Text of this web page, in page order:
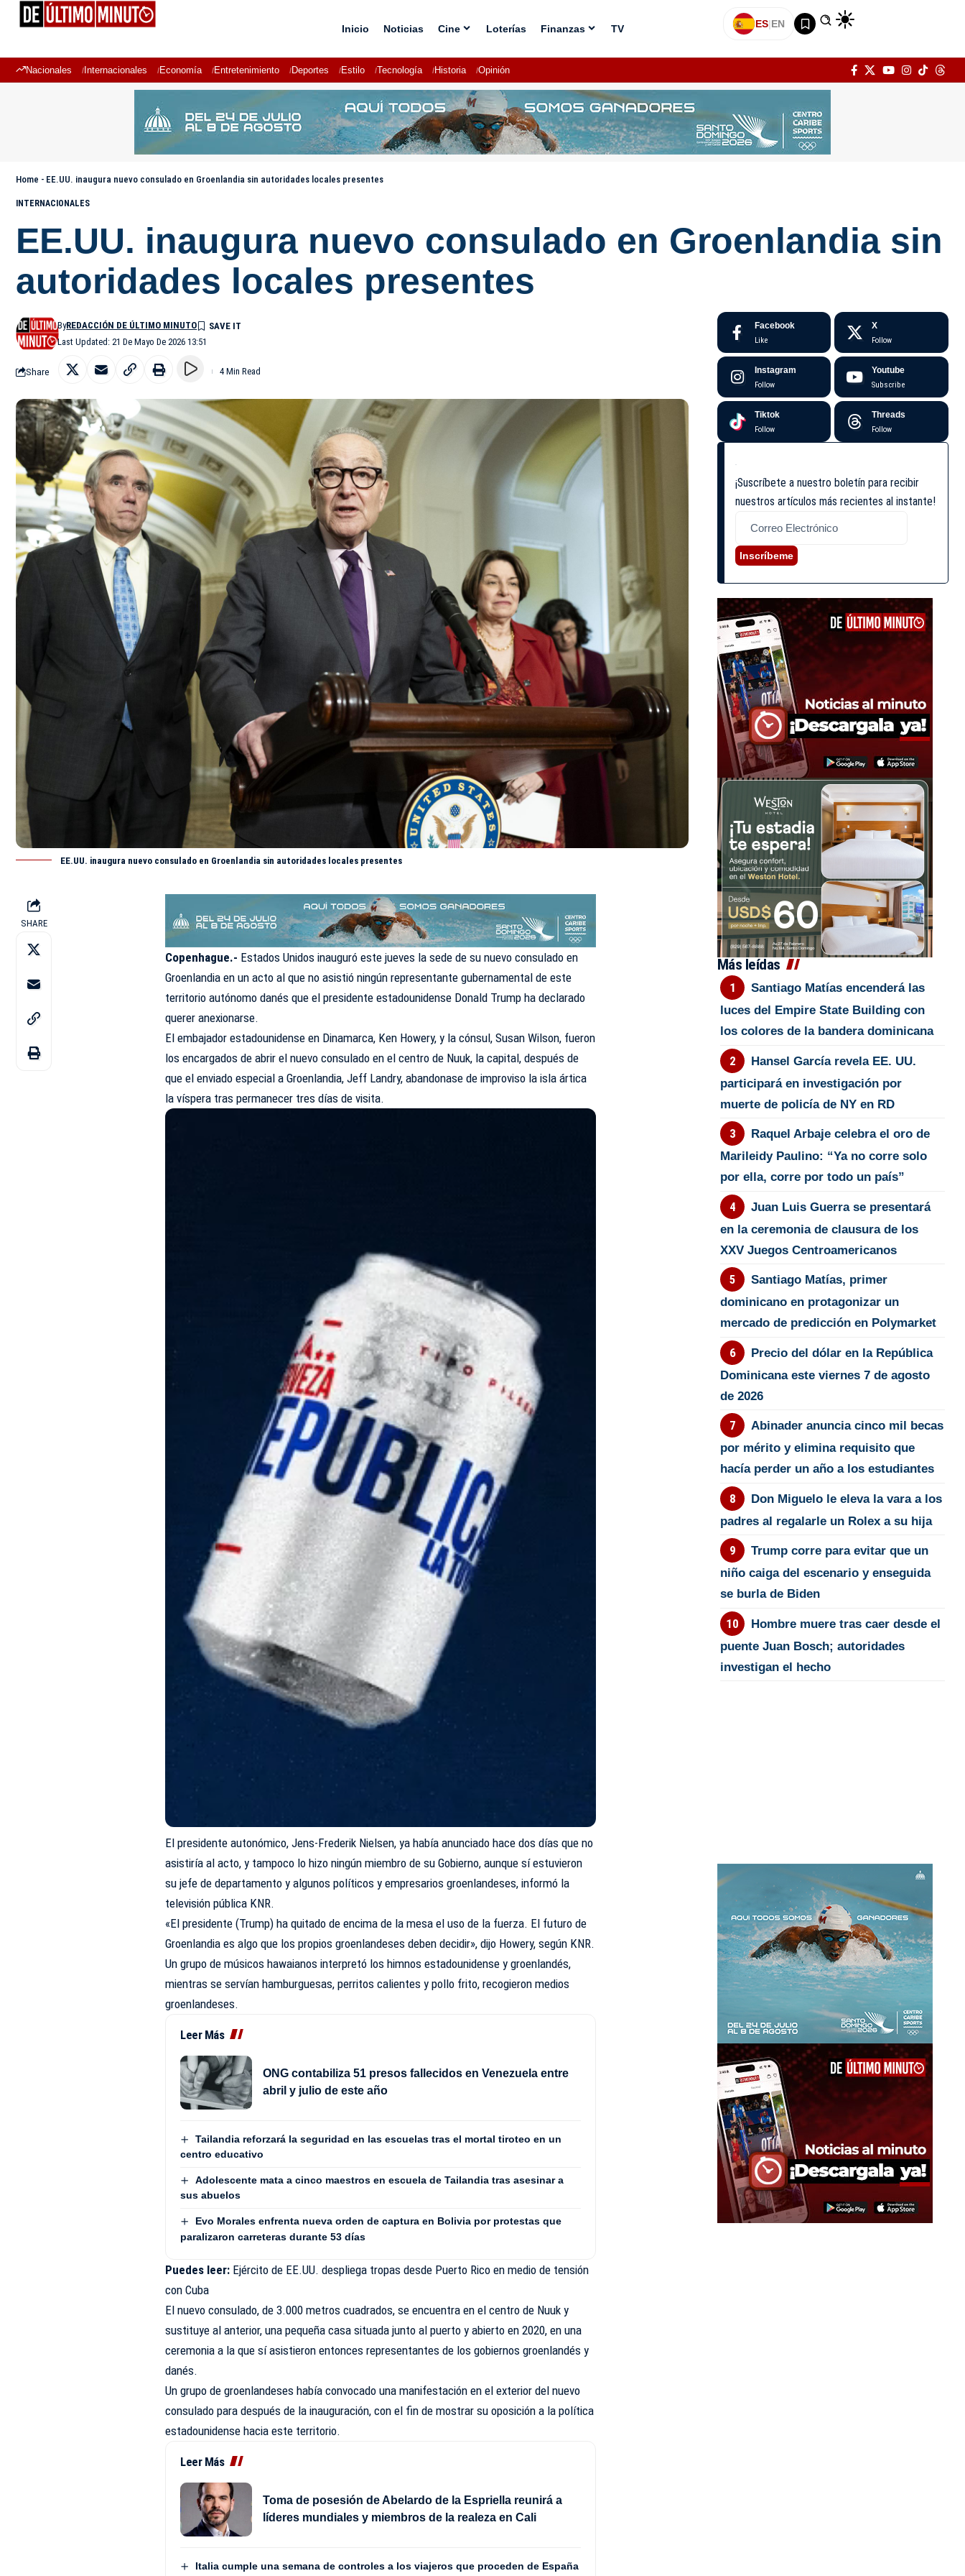
Inicio Noticias Cine Loterías Finanzas TV ES|EN
Nacionales Internacionales Economía Entretenimiento Deportes Estilo Tecnología Historia Opinión
Home - EE.UU. inaugura nuevo consulado en Groenlandia sin autoridades locales presentes
INTERNACIONALES
EE.UU. inaugura nuevo consulado en Groenlandia sin
autoridades locales presentes
Last Updated: 21 De Mayo De 2026 13:51
ByREDACCIÓN DE ÚLTIMO MINUTO
Share 4 Min Read
EE.UU. inaugura nuevo consulado en Groenlandia sin autoridades locales presentes
SHARE
Copenhague.- Estados Unidos inauguró este jueves la sede de su nuevo consulado en
Groenlandia en un acto al que no asistió ningún representante gubernamental de este
territorio autónomo danés que el presidente estadounidense Donald Trump ha declarado
querer anexionarse.
El embajador estadounidense en Dinamarca, Ken Howery, y la cónsul, Susan Wilson, fueron
los encargados de abrir el nuevo consulado en el centro de Nuuk, la capital, después de
que el enviado especial a Groenlandia, Jeff Landry, abandonase de improviso la isla ártica
la víspera tras permanecer tres días de visita.
El presidente autonómico, Jens-Frederik Nielsen, ya había anunciado hace dos días que no
asistiría al acto, y tampoco lo hizo ningún miembro de su Gobierno, aunque sí estuvieron
su jefe de departamento y algunos políticos y empresarios groenlandeses, informó la
televisión pública KNR.
«El presidente (Trump) ha quitado de encima de la mesa el uso de la fuerza. El futuro de
Groenlandia es algo que los propios groenlandeses deben decidir», dijo Howery, según KNR.
Un grupo de músicos hawaianos interpretó los himnos estadounidense y groenlandés,
mientras se servían hamburguesas, perritos calientes y pollo frito, recogieron medios
groenlandeses.
Leer Más
ONG contabiliza 51 presos fallecidos en Venezuela entre
abril y julio de este año
Tailandia reforzará la seguridad en las escuelas tras el mortal tiroteo en un
centro educativo
Adolescente mata a cinco maestros en escuela de Tailandia tras asesinar a
sus abuelos
Evo Morales enfrenta nueva orden de captura en Bolivia por protestas que
paralizaron carreteras durante 53 días
Puedes leer: Ejército de EE.UU. despliega tropas desde Puerto Rico en medio de tensión
con Cuba
El nuevo consulado, de 3.000 metros cuadrados, se encuentra en el centro de Nuuk y
sustituye al anterior, una pequeña casa situada junto al puerto y abierto en 2020, en una
ceremonia a la que sí asistieron entonces representantes de los gobiernos groenlandés y
danés.
Un grupo de groenlandeses había convocado una manifestación en el exterior del nuevo
consulado para después de la inauguración, con el fin de mostrar su oposición a la política
estadounidense hacia este territorio.
Leer Más
Toma de posesión de Abelardo de la Espriella reunirá a
líderes mundiales y miembros de la realeza en Cali
Italia cumple una semana de controles a los viajeros que proceden de España
Facebook
Like
X
Follow
Instagram
Follow
Youtube
Subscribe
Tiktok
Follow
Threads
Follow
¡Suscríbete a nuestro boletín para recibir
nuestros artículos más recientes al instante!
Inscríbeme
Más leídas
Santiago Matías encenderá las
luces del Empire State Building con
los colores de la bandera dominicana
Hansel García revela EE. UU.
participará en investigación por
muerte de policía de NY en RD
Raquel Arbaje celebra el oro de
Marileidy Paulino: “Ya no corre solo
por ella, corre por todo un país”
Juan Luis Guerra se presentará
en la ceremonia de clausura de los
XXV Juegos Centroamericanos
Santiago Matías, primer
dominicano en protagonizar un
mercado de predicción en Polymarket
Precio del dólar en la República
Dominicana este viernes 7 de agosto
de 2026
Abinader anuncia cinco mil becas
por mérito y elimina requisito que
hacía perder un año a los estudiantes
Don Miguelo le eleva la vara a los
padres al regalarle un Rolex a su hija
Trump corre para evitar que un
niño caiga del escenario y enseguida
se burla de Biden
Hombre muere tras caer desde el
puente Juan Bosch; autoridades
investigan el hecho